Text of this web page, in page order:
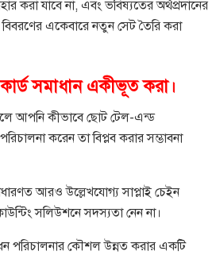
করা যাবে না, এবং ভবিষ্যতের অর্থপ্রদানের
বিবরণের একেবারে নতুন সেট তৈরি করা
সমাধান একীভূত করা।
আপনি কীভাবে ছোট টেল-এন্ড
করেন তা বিপ্লব করার সম্ভাবনা
আরও উল্লেখযোগ্য সাপ্লাই চেইন
সলিউশনে সদস্যতা নেন না।
পরিচালনার কৌশল উন্নত করার একটি